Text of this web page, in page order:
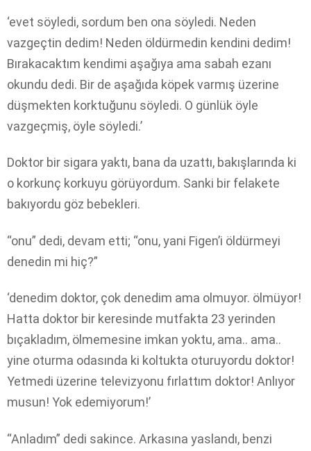
‘evet söyledi, sordum ben ona söyledi. Neden
vazgeçtin dedim! Neden öldürmedin kendini dedim!
Bırakacaktım kendimi aşağıya ama sabah ezanı
okundu dedi. Bir de aşağıda köpek varmış üzerine
düşmekten korktuğunu söyledi. O günlük öyle
vazgeçmiş, öyle söyledi.’
Doktor bir sigara yaktı, bana da uzattı, bakışlarında ki
o korkunç korkuyu görüyordum. Sanki bir felakete
bakıyordu göz bebekleri.
“onu” dedi, devam etti; “onu, yani Figen’i öldürmeyi
denedin mi hiç?”
‘denedim doktor, çok denedim ama olmuyor. ölmüyor!
Hatta doktor bir keresinde mutfakta 23 yerinden
bıçakladım, ölmemesine imkan yoktu, ama.. ama..
yine oturma odasında ki koltukta oturuyordu doktor!
Yetmedi üzerine televizyonu fırlattım doktor! Anlıyor
musun! Yok edemiyorum!’
“Anladım” dedi sakince. Arkasına yaslandı, benzi